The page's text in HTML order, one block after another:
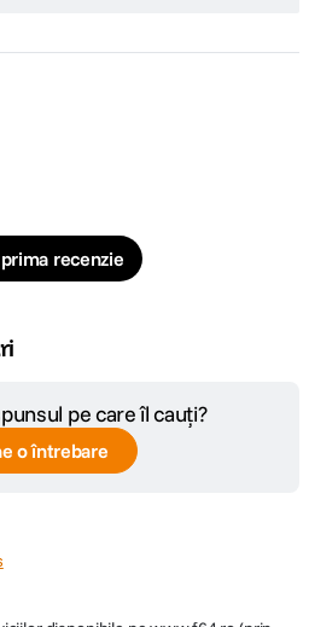
recenzie
pe care îl cauți?
o întrebare